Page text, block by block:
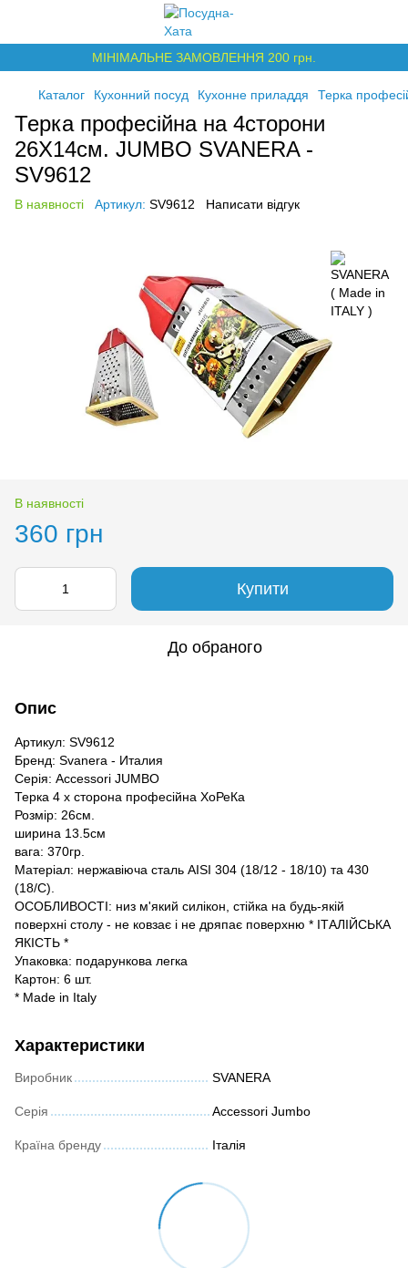
МІНІМАЛЬНЕ ЗАМОВЛЕННЯ 200 грн.
Каталог Кухонний посуд Кухонне приладдя Терка
Терка професійна на 4сторони
26Х14см. JUMBO SVANERA -
SV9612
В наявності Артикул: SV9612 Написати відгук
В наявності
360 грн
Купити
До обраного
Опис
Артикул: SV9612
Бренд: Svanera - Италия
Серія: Accessori JUMBO
Терка 4 х сторона професійна ХоРеКа
Розмір: 26см.
ширина 13.5см
вага: 370гр.
Матеріал: нержавіюча сталь AISI 304 (18/12 - 18/10) та 430
(18/C).
ОСОБЛИВОСТІ: низ м'який силікон, стійка на будь-якій
поверхні столу - не ковзає і не дряпає поверхню * ІТАЛІЙСЬКА
ЯКІСТЬ *
Упаковка: подарункова легка
Картон: 6 шт.
* Made in Italy
Характеристики
Виробник SVANERA
Серія Accessori Jumbo
Країна бренду Італія